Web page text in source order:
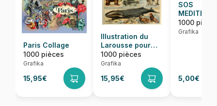
Paris Collage
1000 pièces
Grafika
15,95€
Illustration du
Larousse pour
Tous :
Mammifères, XIXè
1000 pièces
Grafika
15,95€
SOS
Regards
d'Enfants
1000
Grafika
5,00€